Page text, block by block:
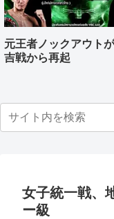
元王者ノックアウト
吉戦から再起
女子統一戦、
ー級